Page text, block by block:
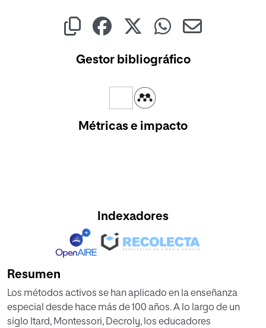
Gestor bibliográfico
Métricas e impacto
Indexadores
Resumen
Los métodos activos se han aplicado en la enseñanza
especial desde hace más de 100 años. A lo largo de un
siglo Itard, Montessori, Decroly, los educadores